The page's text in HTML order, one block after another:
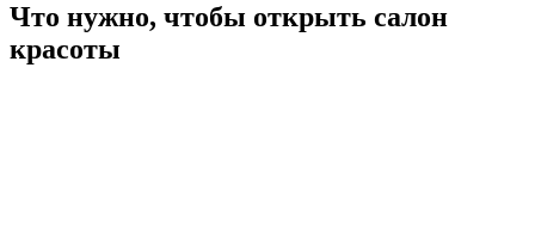
Что нужно, чтобы открыть салон
красоты